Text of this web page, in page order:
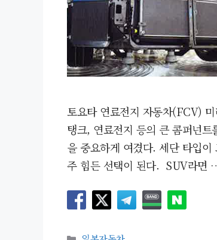
토요타 연료전지 자동차(FCV)
탱크, 연료전지 등의 큰 콤퍼넌
을 중요하게 여겼다. 세단 타입
주 힘든 선택이 된다. SUV라면